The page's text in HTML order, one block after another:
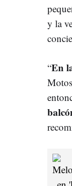
y la
“En